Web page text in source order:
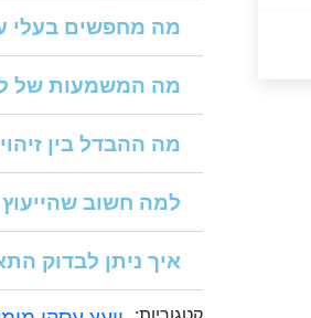
מה מחפשים בעלי
מה המשמעות של
מה ההבדל בין
למה חשוב שהייעוץ
איך ניתן לבדוק